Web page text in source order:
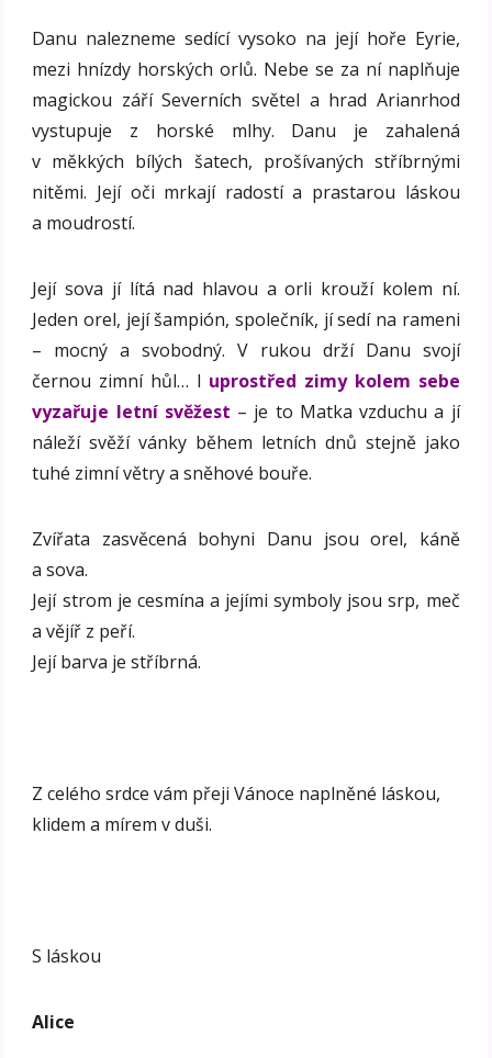
Danu nalezneme sedící vysoko na její hoře Eyrie,
mezi hnízdy horských orlů. Nebe se za ní naplňuje
magickou září Severních světel a hrad Arianrhod
vystupuje z horské mlhy. Danu je zahalená
v měkkých bílých šatech, prošívaných stříbrnými
nitěmi. Její oči mrkají radostí a prastarou láskou
a moudrostí.
Její sova jí lítá nad hlavou a orli krouží kolem ní.
Jeden orel, její šampión, společník, jí sedí na rameni
– mocný a svobodný. V rukou drží Danu svojí
černou zimní hůl… I uprostřed zimy kolem sebe
vyzařuje letní svěžest – je to Matka vzduchu a jí
náleží svěží vánky během letních dnů stejně jako
tuhé zimní větry a sněhové bouře.
Zvířata zasvěcená bohyni Danu jsou orel, káně
a sova.
Její strom je cesmína a jejími symboly jsou srp, meč
a vějíř z peří.
Její barva je stříbrná.
Z celého srdce vám přeji Vánoce naplněné láskou,
klidem a mírem v duši.
S láskou
Alice